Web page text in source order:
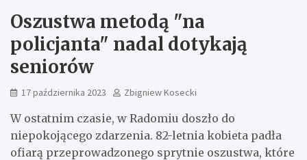
Oszustwa metodą "na
policjanta" nadal dotykają
seniorów
17 października 2023 Zbigniew Kosecki
W ostatnim czasie, w Radomiu doszło do
niepokojącego zdarzenia. 82-letnia kobieta padła
ofiarą przeprowadzonego sprytnie oszustwa, które